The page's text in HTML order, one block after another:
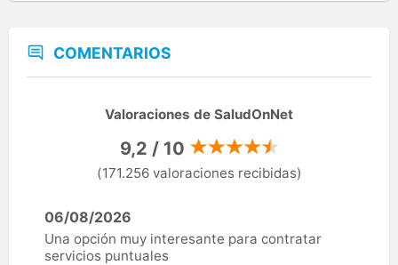
COMENTARIOS
Valoraciones de SaludOnNet
9,2 / 10
(171.256 valoraciones recibidas)
06/08/2026
Una opción muy interesante para contratar
servicios puntuales